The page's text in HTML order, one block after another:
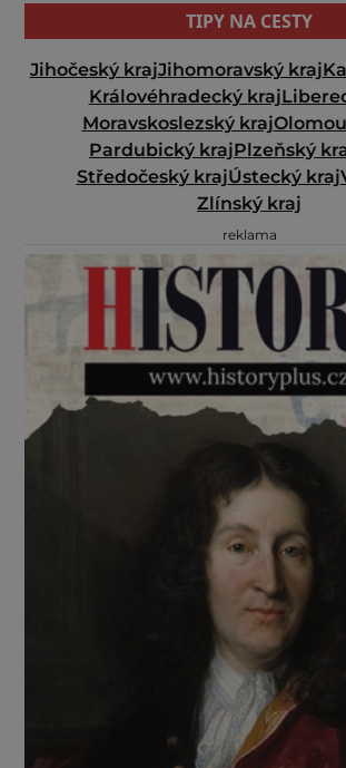
TIPY NA CESTY
Jihočeský krajJihomoravský kraj
Královéhradecký kraj
Moravskoslezský kraj
Pardubický krajPlzeňský
Středočeský krajÚstecký kraj
Zlínský kraj
reklama